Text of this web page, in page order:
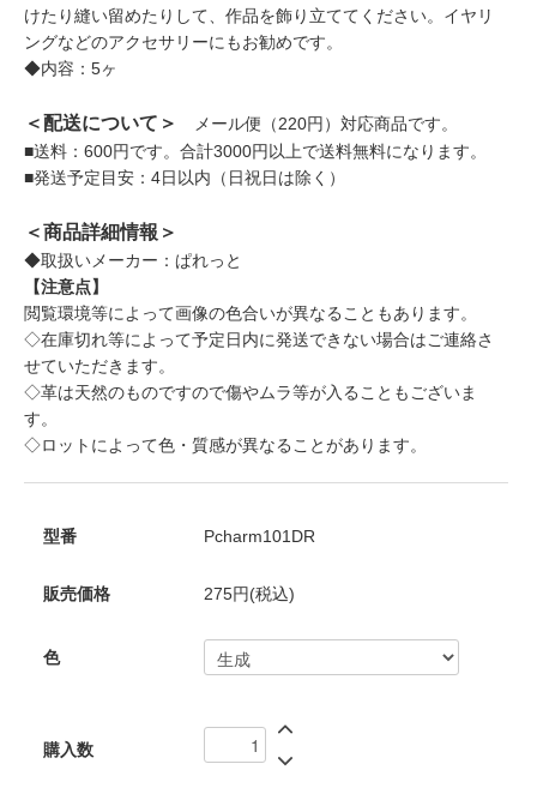
けたり縫い留めたりして、作品を飾り立ててください。イヤリ
ングなどのアクセサリーにもお勧めです。
◆内容：5ヶ
＜配送について＞
メール便（220円）対応商品です。
■送料：600円です。合計3000円以上で送料無料になります。
■発送予定目安：4日以内（日祝日は除く）
＜商品詳細情報＞
◆取扱いメーカー：ぱれっと
【注意点】
閲覧環境等によって画像の色合いが異なることもあります。
◇在庫切れ等によって予定日内に発送できない場合はご連絡さ
せていただきます。
◇革は天然のものですので傷やムラ等が入ることもございま
す。
◇ロットによって色・質感が異なることがあります。
型番 Pcharm101DR
販売価格 275円(税込)
色
購入数